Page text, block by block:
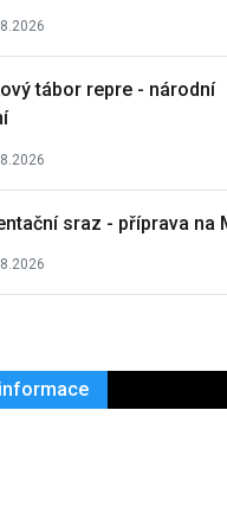
tábor repre - národní
sraz - příprava na